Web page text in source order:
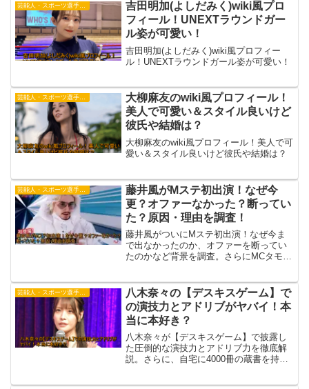
芸能人・スポーツ選手・有名人
吉田明加(よしだみく)wiki風プロ
フィール！UNEXTラウンドガー
ル姿が可愛い！
吉田明加(よしだみく)wiki風プロフィー
ル！UNEXTラウンドガール姿が可愛い！
芸能人・スポーツ選手・有名人
大柳麻友のwiki風プロフィール！
美人で可愛い＆スタイル良いけど
彼氏や結婚は？
大柳麻友のwiki風プロフィール！美人で可
愛い＆スタイル良いけど彼氏や結婚は？
藤井風がMステ初出演！なぜ今
更？オファーなかった？断ってい
た？原因・理由を調査！
藤井風がついにMステ初出演！なぜ今ま
で出なかったのか、オファーを断ってい
たのかなど背景を調査。さらにMCタモリ
芸能人・スポーツ選手・有名人
八木奈々の【デスキスゲーム】で
の演技力とアドリブがヤバイ！本
当に本好き？
八木奈々が【デスキスゲーム】で披露し
た圧倒的な演技力とアドリブ力を徹底解
説。さらに、自宅に4000冊の蔵書を持ち